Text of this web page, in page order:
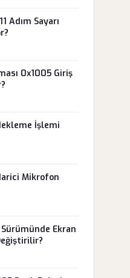
Adım Sayarı
0x1005 Giriş
İşlemi
Mikrofon
Ekran